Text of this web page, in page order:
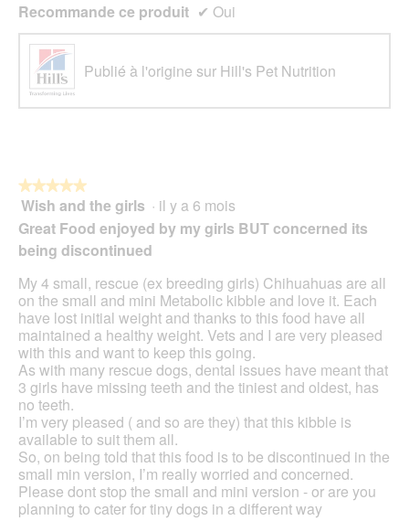
Recommande ce produit ✔ Oui
Publié à l'origine sur Hill's Pet Nutrition
★★★★★
★★★★★
5
étoiles.
Wish and the girls · il y a 6 mois
Great Food enjoyed by my girls BUT concerned its
being discontinued
My 4 small, rescue (ex breeding girls) Chihuahuas are all
on the small and mini Metabolic kibble and love it. Each
have lost initial weight and thanks to this food have all
maintained a healthy weight. Vets and I are very pleased
with this and want to keep this going.
As with many rescue dogs, dental issues have meant that
3 girls have missing teeth and the tiniest and oldest, has
no teeth.
I’m very pleased ( and so are they) that this kibble is
available to suit them all.
So, on being told that this food is to be discontinued in the
small min version, I’m really worried and concerned.
Please dont stop the small and mini version - or are you
planning to cater for tiny dogs in a different way